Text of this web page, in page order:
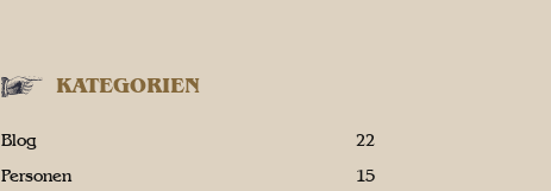
KATEGORIEN
Blog
22
Personen
15